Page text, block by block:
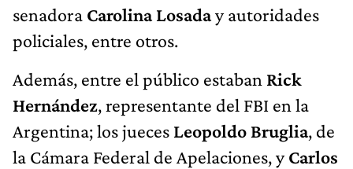
senadora Carolina Losaday autoridades
policiales, entre otros.
Además, entre el público estaban Rick
Hernández, representante del FBI en la
Argentina; los jueces Leopoldo Bruglia, de
la Cámara Federal de Apelaciones, yCarlos